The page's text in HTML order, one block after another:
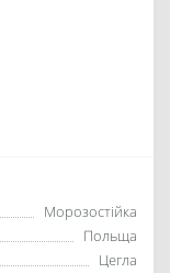
Морозостійка
Польща
Цегла